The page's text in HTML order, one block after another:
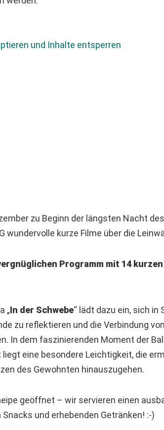
und Inhalte entsperren
zu Beginn der längsten Nacht
wundervolle kurze Filme über die
Programm mit 14
„In der Schwebe“ lädt dazu ein, sich
zu reflektieren und die Verbindung
In dem faszinierenden Moment der
eine besondere Leichtigkeit, die
des Gewohnten hinauszugehen.
geöffnet – wir servieren einen
und erhebenden Getränken! :-)